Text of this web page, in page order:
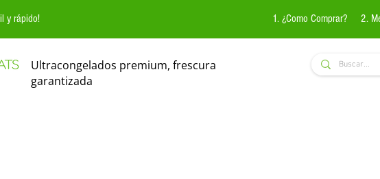
y rápido! 1. ¿Como Comprar? 2.
Ultracongelados premium, frescura
garantizada